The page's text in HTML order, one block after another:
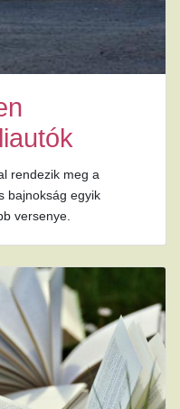
rendezik meg a
bajnokság egyik
versenye.